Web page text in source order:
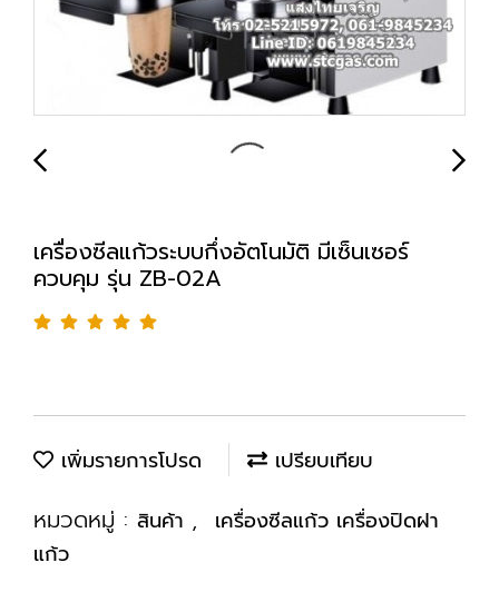
เครื่องซีลแก้วระบบกึ่งอัตโนมัติ มีเซ็นเซอร์
ควบคุม รุ่น ZB-02A
เพิ่มรายการโปรด เปรียบเทียบ
หมวดหมู่ : สินค้า ,
เครื่องซีลแก้ว เครื่องปิดฝา
แก้ว